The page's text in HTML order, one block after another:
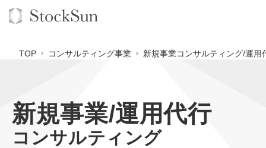
オーダーメイド支援
TOP
BPO支援
TOP コンサルティング事業 新規事業コンサルティング/運用
新規事業/運用代行
コンサルティング